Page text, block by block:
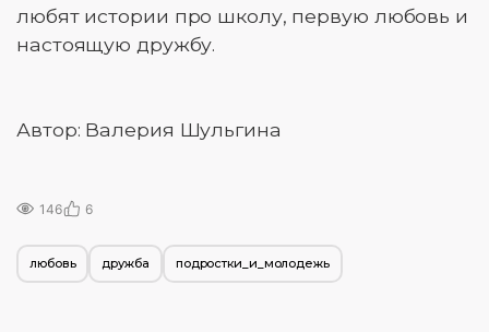
любят истории про школу, первую любовь и
настоящую дружбу.
Автор: Валерия Шульгина
146 6
любовь дружба подростки_и_молодежь